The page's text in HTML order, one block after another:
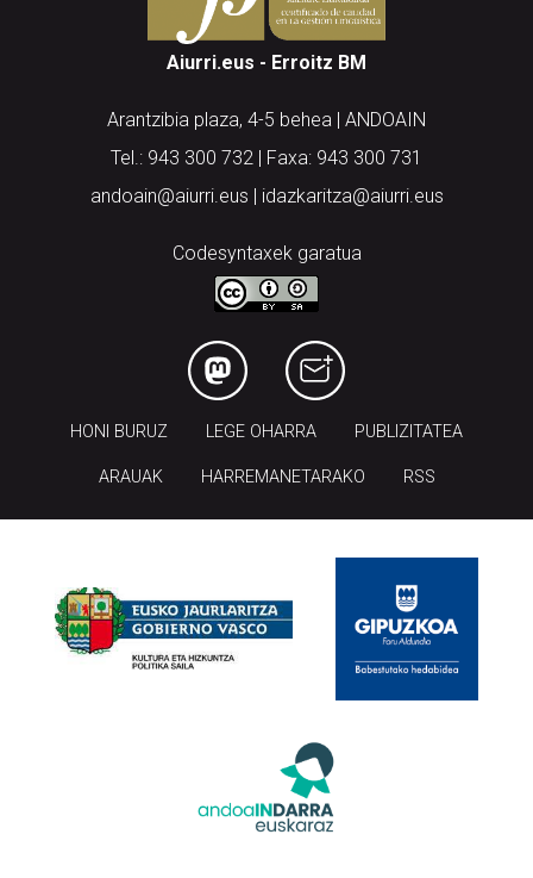
Aiurri.eus - Erroitz BM
Arantzibia plaza, 4-5 behea | ANDOAIN
Tel.: 943 300 732 | Faxa: 943 300 731
andoain@aiurri.eus | idazkaritza@aiurri.eus
Codesyntaxek garatua
HONI BURUZ LEGE OHARRA PUBLIZITATEA
ARAUAK HARREMANETARAKO RSS